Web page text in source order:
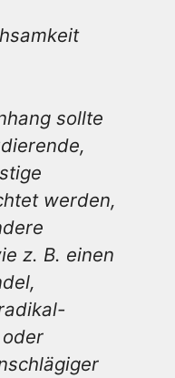
sollte
werden,
z. B. einen